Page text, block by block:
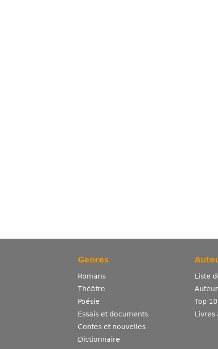
Genres
Romans
Théâtre
Poésie
Essais et documents
Contes et nouvelles
Dictionnaire
Liste
Top
Livres